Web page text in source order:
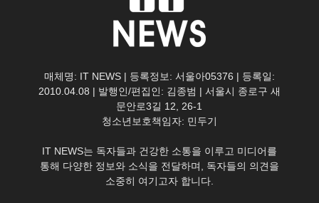
매체명: IT NEWS | 등록정보: 서울아05376 | 등록일:
2010.04.08 | 발행인/편집인: 김종범 | 서울시 종로구 새
문안로3길 12, 26-1
청소년보호책임자: 민두기
IT NEWS는 독자들과 건강한 소통을 이루고 미디어를
통해 다양한 정보와 소식을 전달하며, 독자들의 의견을
소중히 여기고자 합니다.